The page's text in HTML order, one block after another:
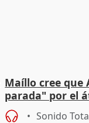
Maíllo cree que
parada" por el
Sonido